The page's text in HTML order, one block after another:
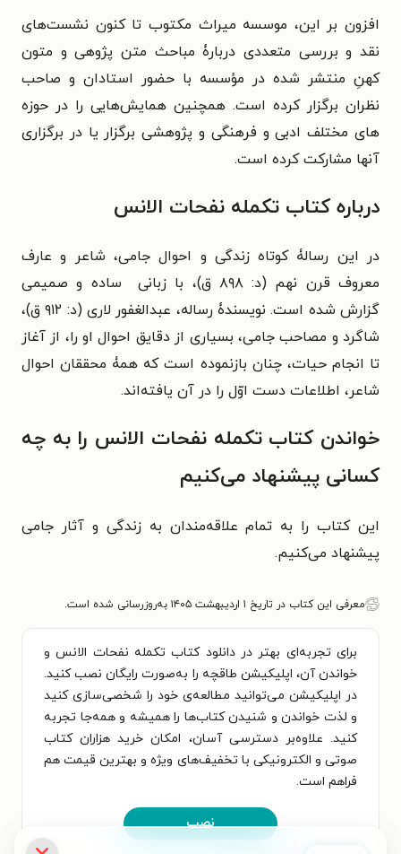
افزون بر این، موسسه میراث مکتوب تا کنون نشست‌های
نقد و بررسی متعددی دربارۀ مباحث متن پژوهی و متون
کهنِ منتشر شده در مؤسسه با حضور استادان و صاحب
نظران برگزار کرده است. همچنین همایش‌هایی را در حوزه
‌های مختلف ادبی و فرهنگی و پژوهشی برگزار یا در برگزاری
آنها مشارکت کرده است.
درباره کتاب تکمله نفحات الانس
در این رسالۀ کوتاه زندگی و احوال جامی، شاعر و عارف
معروف قرن نهم (د: ۸۹۸ ق)، با زبانی ساده و صمیمی
گزارش شده است. نویسندۀ رساله، عبدالغفور لاری (د: ۹۱۲ ق)،
شاگرد و مصاحب جامی، بسیاری از دقایق احوال او را، از آغاز
تا انجام حیات، چنان بازنموده است که همۀ محققان احوال
شاعر، اطلاعات دست اوّل را در آن یافته‌اند.
خواندن کتاب تکمله نفحات الانس را به چه
کسانی پیشنهاد می‌کنیم
این کتاب را به تمام علاقه‌مندان به زندگی و آثار جامی
پیشنهاد می‌کنیم.
معرفی این کتاب در تاریخ ۱ اردیبهشت ۱۴۰۵ به‌روزرسانی شده است.
برای تجربه‌ای بهتر در دانلود کتاب تکمله نفحات الانس و
خواندن آن، اپلیکیشن طاقچه را به‌صورت رایگان نصب کنید.
در اپلیکیشن می‌توانید مطالعه‌ی خود را شخصی‌سازی کنید
و لذت خواندن و شنیدن کتاب‌ها را همیشه و همه‌جا تجربه
کنید. علاوه‌بر دسترسی آسان، امکان خرید هزاران کتاب
صوتی و الکترونیکی با تخفیف‌های ویژه و بهترین قیمت هم
فراهم است.
نصب